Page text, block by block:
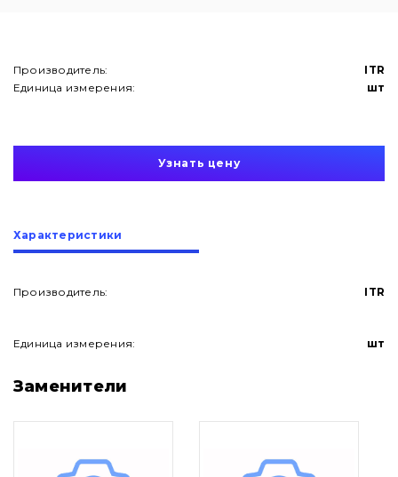
О нас
Производитель:
ITR
Единица измерения:
шт
Узнать цену
Характеристики
Производитель: ITR
Единица измерения: шт
Заменители